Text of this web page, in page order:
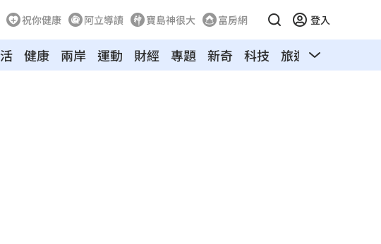
祝你健康 阿立導讀 寶島神很大 富房網 登入
健康 兩岸 運動 財經 專題 新奇 科技 旅遊 汽車